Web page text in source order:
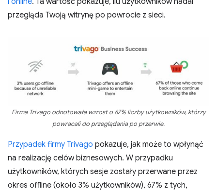
przegląda Twoją witrynę po powrocie z sieci.
Firma Trivago odnotowała wzrost o 67% liczby użytkowników, którzy
powracali do przeglądania po przerwie.
Przypadek firmy Trivago pokazuje, jak może to wpłynąć
na realizację celów biznesowych. W przypadku
użytkowników, których sesje zostały przerwane przez
okres offline (około 3% użytkowników), 67% z tych,